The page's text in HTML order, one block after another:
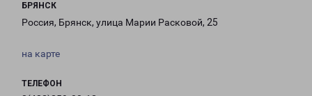
БРЯНСК
Россия, Брянск, улица Марии Расковой, 25
на карте
ТЕЛЕФОН